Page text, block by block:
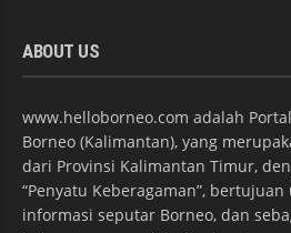
ABOUT US
www.helloborneo.com adalah
Borneo (Kalimantan), yang
dari Provinsi Kalimantan Timur,
“Penyatu Keberagaman”,
informasi seputar Borneo, dan